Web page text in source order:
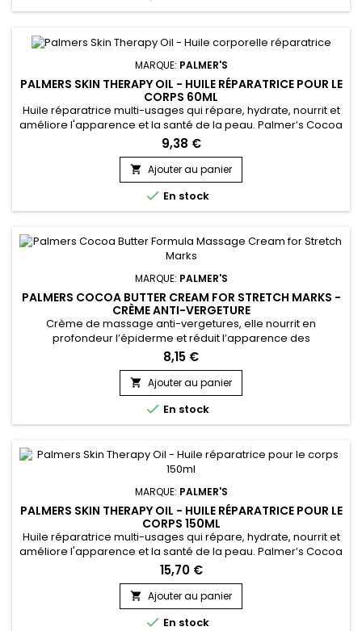
MARQUE: PALMER'S
PALMERS SKIN THERAPY OIL - HUILE RÉPARATRICE POUR LE
CORPS 60ML
Huile réparatrice multi-usages qui répare, hydrate, nourrit et
améliore l'apparence et la santé de la peau. Palmer’s Cocoa
Butter Skin Therapy Oil aide à réduire l'apparence des
cicatrices, vergetures, et taches de vieillesse. Grâce à des
ingrédients comme le beurre de Cacao, l’huile d’Argan et de
Tournesol, l’huile réparatrice de Palmer’s atténue les...
9,38 €
 Ajouter au panier
 En stock
MARQUE: PALMER'S
PALMERS COCOA BUTTER CREAM FOR STRETCH MARKS -
CRÈME ANTI-VERGETURE
Crème de massage anti-vergetures, elle nourrit en
profondeur l’épiderme et réduit l’apparence des
vergetures.&nbsp; Palmer’s Cocoa Butter Formula Stretch
Mark Massage Concentrate Cream permet de renforcer,
tonifier et stimuler la production de Collagène, améliore
l’élasticité de la peau et élimine de manière définitive les
vergetures.&nbsp; Enrichi au...
8,15 €
 Ajouter au panier
 En stock
MARQUE: PALMER'S
PALMERS SKIN THERAPY OIL - HUILE RÉPARATRICE POUR LE
CORPS 150ML
Huile réparatrice multi-usages qui répare, hydrate, nourrit et
améliore l'apparence et la santé de la peau. Palmer’s Cocoa
Butter Skin Therapy Oil aide à réduire l'apparence des
cicatrices, vergetures, et taches de vieillesse. Grâce à des
ingrédients comme le beurre de Cacao, l’huile d’Argan et de
Tournesol, l’huile réparatrice de Palmer’s atténue les...
15,70 €
 Ajouter au panier
 En stock
Privé Lumibeauty
Recevez -10% immédiatement +
accès prioritaire aux nouveautés.
Email
Je Profite de mes avantages